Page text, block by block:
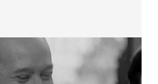
Dubček, šéf vlády Černík, šéf
Husák, Mlynář a další
hrdinové této tragické chvíle
rozhodnutím svého života.
postaví?